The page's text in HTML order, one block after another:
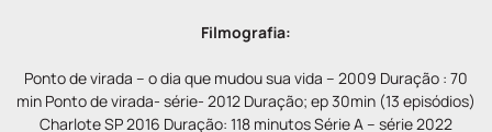
Filmografia:
Ponto de virada – o dia que mudou sua vida – 2009 Duração : 70
min Ponto de virada- série- 2012 Duração; ep 30min (13 episódios)
Charlote SP 2016 Duração: 118 minutos Série A – série 2022